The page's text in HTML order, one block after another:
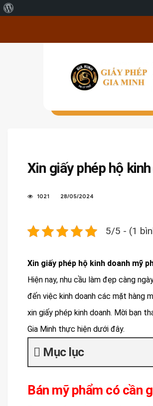
Xin giấy phép hộ
1021 28/05/2024
5/5 - (1
Xin giấy phép hộ kinh doanh mỹ
Hiện nay, nhu cầu làm đẹp càng
đến việc kinh doanh các mặt hàng
xin giấy phép kinh doanh. Mời bạn
Gia Minh thực hiện dưới đây.
Mục lục
Bán mỹ phẩm có cần